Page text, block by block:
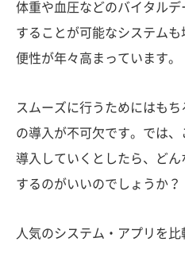
体重や血圧などのバイタル
することが可能なシステムも
便性が年々高まっています。
スムーズに行うためにはも
の導入が不可欠です。では
導入していくとしたら、ど
するのがいいのでしょうか？
人気のシステム・アプリを比